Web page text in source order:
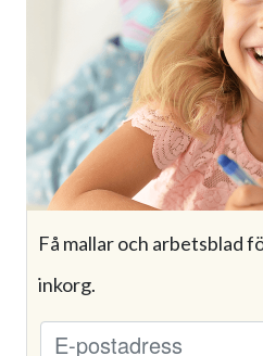
Få mallar och arbetsblad
inkorg.